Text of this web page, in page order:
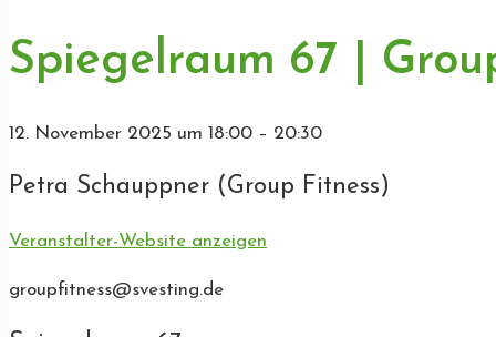
Spiegelraum 67 |
12. November 2025 um 18:00 – 20:30
Petra Schauppner (Group Fitness)
Veranstalter-Website anzeigen
groupfitness@svesting.de